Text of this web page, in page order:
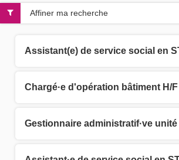
Chargé·e d'opération bâtiment H/F
Affiner ma recherche